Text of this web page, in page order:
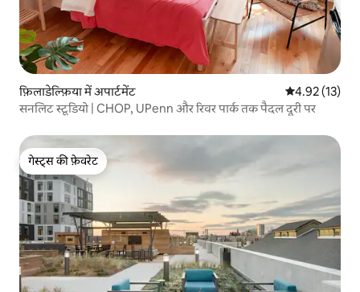
फ़िलाडेल्फ़िया में अपार्टमेंट औसत रेटिंग 5 में
4.92 (13)
सनलिट स्टूडियो | CHOP, UPenn और रिवर पार्क तक पैदल दूरी पर
गेस्ट्स की फ़ेवरेट
गेस्ट्स की फ़ेवरेट